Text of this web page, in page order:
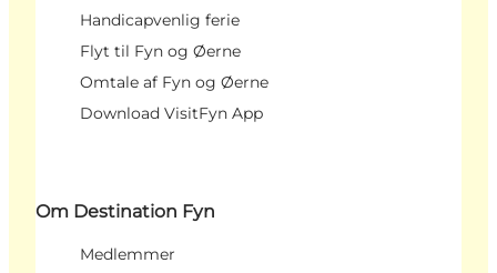
Handicapvenlig ferie
Flyt til Fyn og Øerne
Omtale af Fyn og Øerne
Download VisitFyn App
Om Destination Fyn
Medlemmer